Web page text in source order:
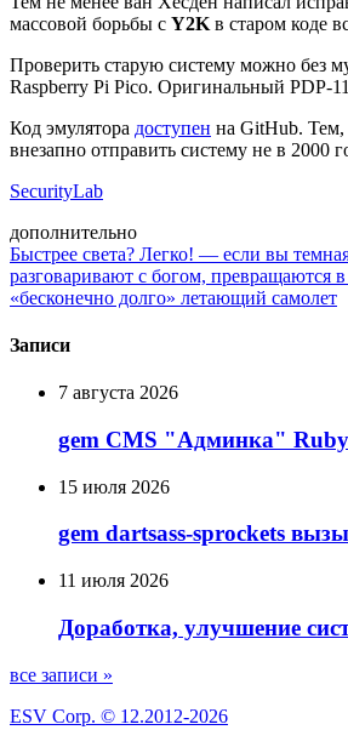
массовой борьбы с Y2K в старом коде
Проверить старую систему можно без
Raspberry Pi Pico. Оригинальный PDP-
Код эмулятора доступен на GitHub. Тем,
внезапно отправить систему не в 2000
SecurityLab
дополнительно
Быстрее света? Легко! — если вы
разговаривают с богом, превращаются
«бесконечно долго» летающий самолет
Записи
7 августа 2026
gem CMS "Админка"
15 июля 2026
gem dartsass-sprockets
11 июля 2026
Доработка, улучшение
все записи »
ESV Corp. © 12.2012-2026